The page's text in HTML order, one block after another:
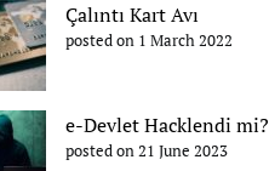
Çalıntı Kart Avı
posted on 1 March 2022
e-Devlet Hacklendi mi?
posted on 21 June 2023